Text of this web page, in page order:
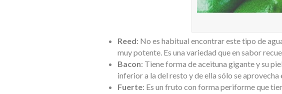
Reed: No es habitual encontrar este tipo de
muy potente. Es una variedad que en sabor
Bacon: Tiene forma de aceituna gigante y su
inferior a la del resto y de ella sólo se aprovecha
Fuerte: Es un fruto con forma periforme que